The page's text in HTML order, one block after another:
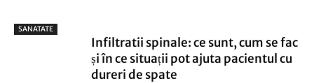
SANATATE
Infiltratii spinale: ce sunt, cum se fac
și în ce situații pot ajuta pacientul cu
dureri de spate